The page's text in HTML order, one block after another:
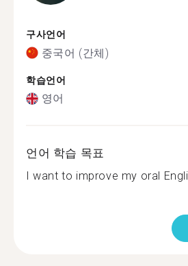
구사언어
중국어 (간체)
학습언어
영어
언어 학습 목표
I want to improve my oral